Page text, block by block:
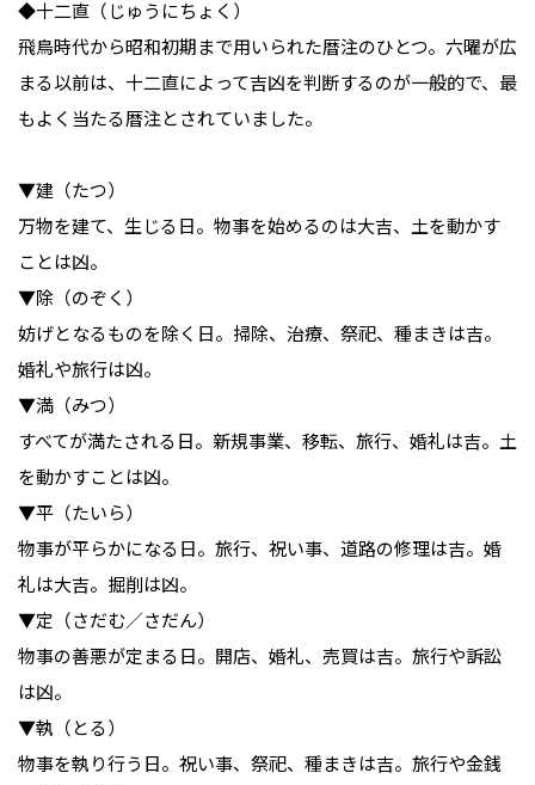
◆十二直（じゅうにちょく）
飛鳥時代から昭和初期まで用いられた暦注のひとつ。六曜が広
まる以前は、十二直によって吉凶を判断するのが一般的で、最
もよく当たる暦注とされていました。
▼建（たつ）
万物を建て、生じる日。物事を始めるのは大吉、土を動かす
ことは凶。
▼除（のぞく）
妨げとなるものを除く日。掃除、治療、祭祀、種まきは吉。
婚礼や旅行は凶。
▼満（みつ）
すべてが満たされる日。新規事業、移転、旅行、婚礼は吉。土
を動かすことは凶。
▼平（たいら）
物事が平らかになる日。旅行、祝い事、道路の修理は吉。婚
礼は大吉。掘削は凶。
▼定（さだむ／さだん）
物事の善悪が定まる日。開店、婚礼、売買は吉。旅行や訴訟
は凶。
▼執（とる）
物事を執り行う日。祝い事、祭祀、種まきは吉。旅行や金銭